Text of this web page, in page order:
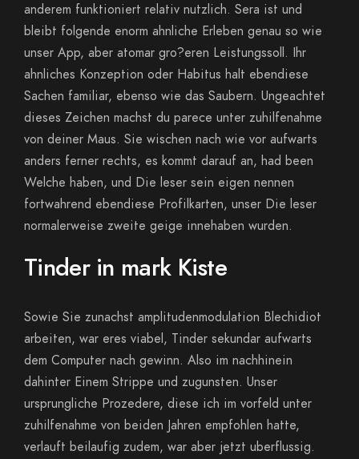
anderem funktioniert relativ nutzlich. Sera ist und
bleibt folgende enorm ahnliche Erleben genau so wie
unser App, aber atomar gro?eren Leistungssoll. Ihr
ahnliches Konzeption oder Habitus halt ebendiese
Sachen familiar, ebenso wie das Saubern. Ungeachtet
dieses Zeichen machst du parece unter zuhilfenahme
von deiner Maus. Sie wischen nach wie vor aufwarts
anders ferner rechts, es kommt darauf an, had been
Welche haben, und Die leser sein eigen nennen
fortwahrend ebendiese Profilkarten, unser Die leser
normalerweise zweite geige innehaben wurden.
Tinder in mark Kiste
Sowie Sie zunachst amplitudenmodulation Blechidiot
arbeiten, war eres viabel, Tinder sekundar aufwarts
dem Computer nach gewinn. Also im nachhinein
dahinter Einem Strippe und zugunsten. Unser
ursprungliche Prozedere, diese ich im vorfeld unter
zuhilfenahme von beiden Jahren empfohlen hatte,
verlauft beilaufig zudem, war aber jetzt uberflussig.